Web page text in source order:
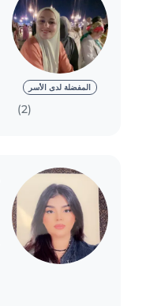
المفضلة لدى الأسر
(2)